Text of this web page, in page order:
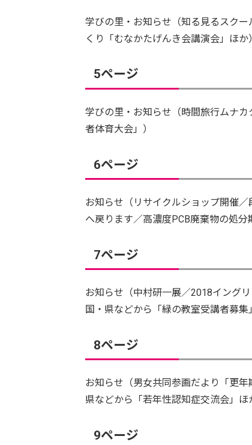
学びの里・お知らせ（知る見るスク
くり「むなかたげんき会講演会」ほか）
5ページ
学びの里・お知らせ（時間旅行ムナ
者体育大会」）
6ページ
お知らせ（リサイクルショップ開催
へ戻ります／高濃度PCB廃棄物の処分
7ページ
お知らせ（中村研一展／2018イング
国・県などから「緑の教室受講者募集
8ページ
お知らせ（男女共同参画だより「更
県などから「若年性認知症交流会」ほ
9ページ